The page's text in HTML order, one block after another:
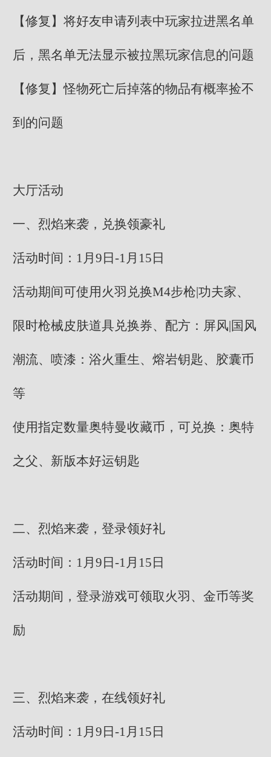
【修复】将好友申请列表中玩家拉进黑名单
后，黑名单无法显示被拉黑玩家信息的问题
【修复】怪物死亡后掉落的物品有概率捡不
到的问题
大厅活动
一、烈焰来袭，兑换领豪礼
活动时间：1月9日-1月15日
活动期间可使用火羽兑换M4步枪|功夫家、
限时枪械皮肤道具兑换券、配方：屏风|国风
潮流、喷漆：浴火重生、熔岩钥匙、胶囊币
等
使用指定数量奥特曼收藏币，可兑换：奥特
之父、新版本好运钥匙
二、烈焰来袭，登录领好礼
活动时间：1月9日-1月15日
活动期间，登录游戏可领取火羽、金币等奖
励
三、烈焰来袭，在线领好礼
活动时间：1月9日-1月15日